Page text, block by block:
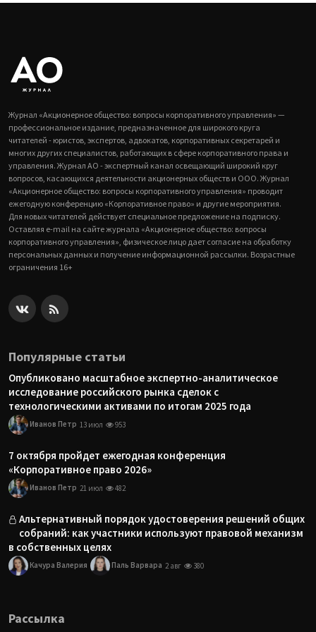
Журнал «Акционерное общество: вопросы корпоративного управления» —
профессиональное издание, предназначенное для широкого круга
читателей - юристов, экспертов, адвокатов, корпоративных секретарей и
многих других специалистов, работающих в сфере корпоративного права и
управления. Журнал АО - экспертный канал освещающий широкий круг
вопросов, касающихся деятельности акционерных обществ и ООО. Журнал
«Акционерное общество: вопросы корпоративного управления» проводит
ежегодную конференцию «Корпоративное право» и другие мероприятия.
Для новых читателей действует специальное предложение на подписку.
Оставляя e-mail на сайте журнала «Акционерное общество: вопросы
корпоративного управления», физическое лицо дает согласие на обработку
персональных данных и получение информационной рассылки. Возрастные
ограничения 16+
Популярные статьи
Опубликовано масштабное экспертно-аналитическое
исследование российского рынка сделок с
технологическими активами по итогам 2025 года
Иванов Петр 13 июл 953
7 октября пройдет ежегодная конференция
«Корпоративное право 2026»
Иванов Петр 21 июл 482
Альтернативный порядок удостоверения решений общих
собраний: как участники используют правовой механизм
в собственных целях
Качура Валерия Паль Варвара 2 авг 380
Рассылка